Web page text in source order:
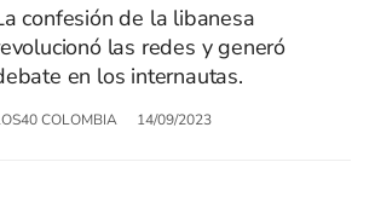
confesión de la libanesa
las redes y generó
en los internautas.
COLOMBIA 14/09/2023